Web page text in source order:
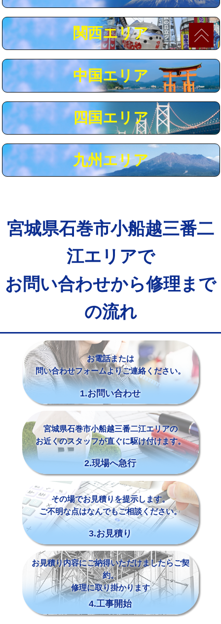
コンクリート斫り（厚さ10㎝超え） 38,500円
モルタル補修（厚さ10㎝まで） 27,500円
追加人工 16,500円
※給水管工事は20mmまでの価格です。
関西エリア
中国エリア
四国エリア
九州エリア
宮城県石巻市小船越三番二
江エリアで
お問い合わせから修理まで
の流れ
お電話または
問い合わせフォームよりご連絡ください。
1.お問い合わせ
宮城県石巻市小船越三番二江エリアの
お近くのスタッフが直ぐに駆け付けます。
2.現場へ急行
その場でお見積りを提示します。
ご不明な点はなんでもご相談ください。
3.お見積り
お見積り内容にご納得いただけましたらご契
約。
修理に取り掛かります
4.工事開始